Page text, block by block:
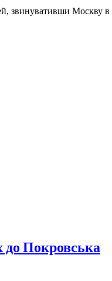
звинувативши Москву в
до Покровська